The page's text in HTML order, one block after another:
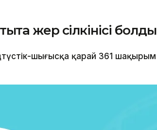
жер сілкінісі болды
шығысқа қарай 361 шақырым